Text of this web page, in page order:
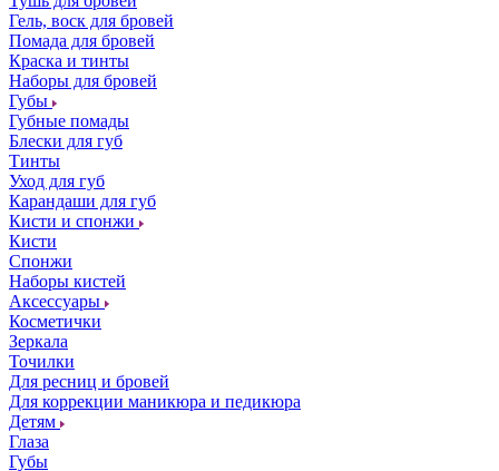
Гель, воск для бровей
Помада для бровей
Краска и тинты
Наборы для бровей
Губы
Губные помады
Блески для губ
Тинты
Уход для губ
Карандаши для губ
Кисти и спонжи
Кисти
Спонжи
Наборы кистей
Аксессуары
Косметички
Зеркала
Точилки
Для ресниц и бровей
Для коррекции маникюра и педикюра
Детям
Глаза
Губы